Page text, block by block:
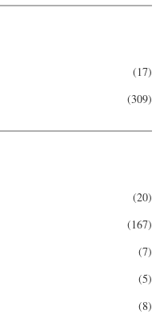
(17)
(309)
(20)
(167)
(7)
(5)
(8)